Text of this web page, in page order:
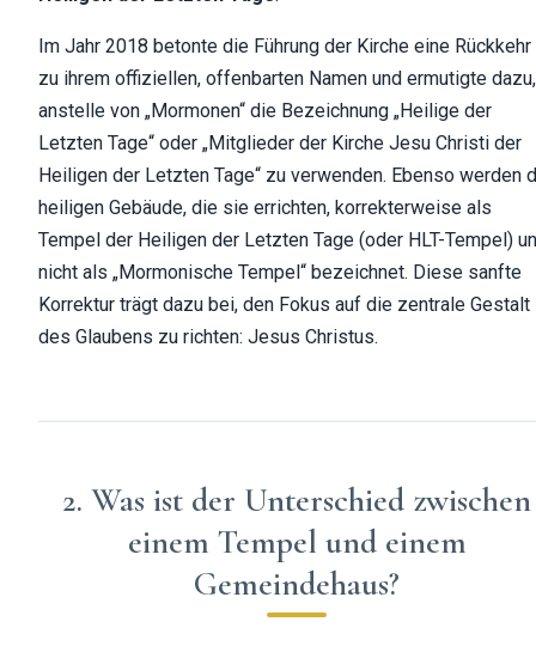
Im Jahr 2018 betonte die Führung der Kirche eine Rückkehr
zu ihrem offiziellen, offenbarten Namen und ermutigte dazu,
anstelle von „Mormonen“ die Bezeichnung „Heilige der
Letzten Tage“ oder „Mitglieder der Kirche Jesu Christi der
Heiligen der Letzten Tage“ zu verwenden. Ebenso werden
heiligen Gebäude, die sie errichten, korrekterweise als
Tempel der Heiligen der Letzten Tage (oder HLT-Tempel)
nicht als „Mormonische Tempel“ bezeichnet. Diese sanfte
Korrektur trägt dazu bei, den Fokus auf die zentrale Gestalt
des Glaubens zu richten: Jesus Christus.
2. Was ist der Unterschied zwischen
einem Tempel und einem
Gemeindehaus?